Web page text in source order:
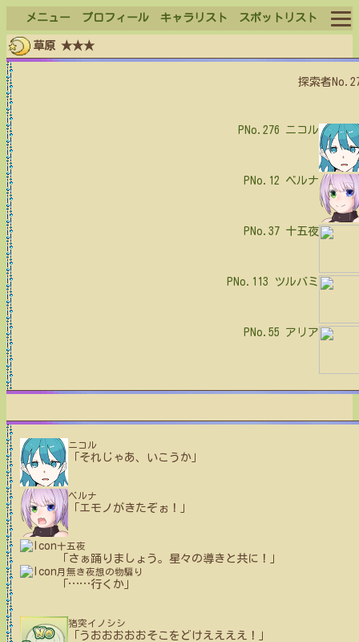
メニュー プロフィール キャラリスト スポットリスト
ログイン
草原 ★★★
探索者
PNo.276 ニコル
PNo.12 ベルナ
PNo.37 十五夜
PNo.113 ツルバミ
PNo.55 アリア
ニコル
「それじゃあ、いこうか」
ベルナ
「エモノがきたぞぉ！」
十五夜
「さぁ踊りましょう。星々の導きと共に！」
月無き夜想の物騙り
……行くか」
猪突イノシシ
「うおおおおおそこをどけええええ！」